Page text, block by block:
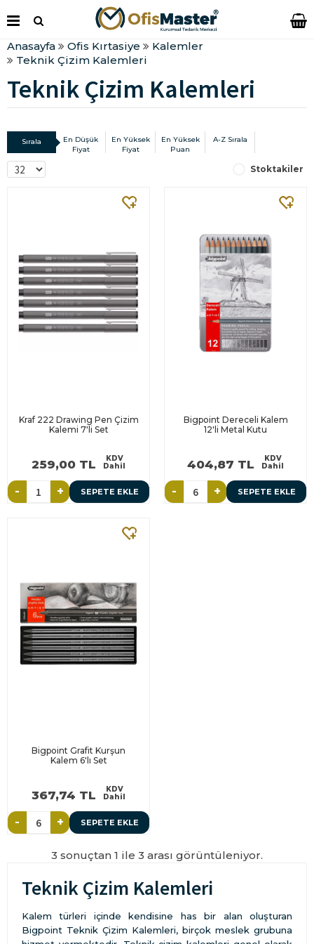
Anasayfa Ofis Kırtasiye
Kalemler
Teknik Çizim Kalemleri
Teknik Çizim Kalemleri
Sırala
En Düşük
Fiyat
En Yüksek
Fiyat
En Yüksek
Puan
A-Z Sırala
Stoktakiler
Kraf 222 Drawing Pen Çizim
Kalemi 7'li Set
259,00 TL
KDV
Dahil
- + SEPETE EKLE
Bigpoint Dereceli Kalem
12'li Metal Kutu
404,87 TL
KDV
Dahil
- + SEPETE EKLE
Bigpoint Grafit Kurşun
Kalem 6'lı Set
367,74 TL
KDV
Dahil
- + SEPETE EKLE
3 sonuçtan 1 ile 3 arası görüntüleniyor.
Teknik Çizim Kalemleri
Kalem türleri içinde kendisine has bir alan oluşturan
Bigpoint Teknik Çizim Kalemleri, birçok meslek grubuna